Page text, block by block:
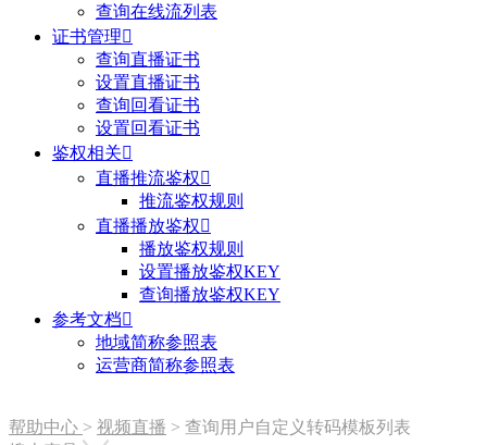
查询在线流列表
证书管理
查询直播证书
设置直播证书
查询回看证书
设置回看证书
鉴权相关
直播推流鉴权
推流鉴权规则
直播播放鉴权
播放鉴权规则
设置播放鉴权KEY
查询播放鉴权KEY
参考文档
地域简称参照表
运营商简称参照表
帮助中心 > 视频直播 > 查询用户自定义转码模板列表